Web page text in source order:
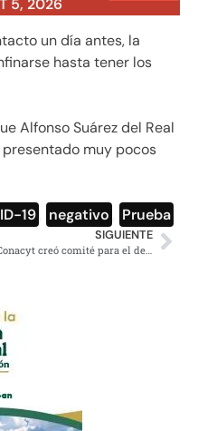
un día antes, la
hasta tener los
Alfonso Suárez del Real
muy pocos
19 negativo Prueba
SIGUIENTE
Conacyt creó comité para el desarrollo de vacunas